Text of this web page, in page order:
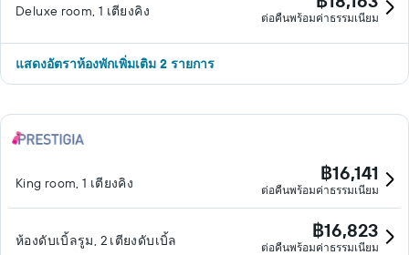
Deluxe room, 1 เตียงคิง ต่อคืนพร้อมค่าธรรมเนียม
แสดงอัตราห้องพักเพิ่มเติม 2 รายการ
King room, 1 เตียงคิง ฿16,141
ต่อคืนพร้อมค่าธรรมเนียม
ห้องดับเบิ้ลรูม, 2 เตียงดับเบิ้ล ฿16,823
ต่อคืนพร้อมค่าธรรมเนียม